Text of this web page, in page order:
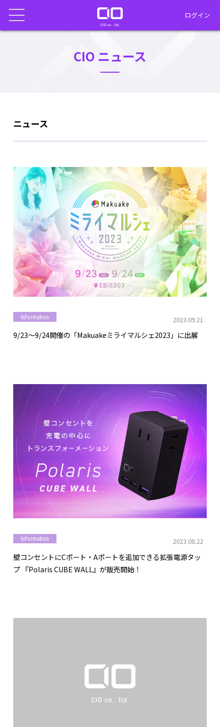
ログイン
CIO ニュース
ニュース
Information 2023.09.21
9/23～9/24開催の「Makuakeミライマルシェ2023」に出展
Information 2023.08.22
壁コンセントにCポート・Aポートを追加できる拡張電源タッ
プ 『Polaris CUBE WALL』が販売開始！